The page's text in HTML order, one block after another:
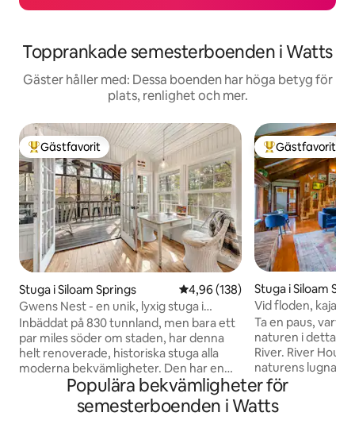
Topprankade semesterboenden i Watts
Gäster håller med: Dessa boenden har höga betyg för
plats, renlighet och mer.
Populär gästfavorit
Gästfavorit
Stuga i Siloam Springs 4,96 av 5 i genomsnittligt
4,96 (138)
Gwens Nest - en unik, lyxig stuga i
parken!
Inbäddat på 830 tunnland, men bara ett
par miles söder om staden, har denna
helt renoverade, historiska stuga alla
moderna bekvämligheter. Den har en
öppen planlösning som sträcker sig 40
meter från framsidan till baksidan på
övervåningen, i en av de mest fridfulla
Populär
Gästfavorit
Stuga i Siloam
Vid floden, kajak,
området
Ta en paus, varva
naturen i detta
River. River
naturens lugna
Det erbjuder den
livets stress och
natursköna
Populära bekvämligheter för
semesterboenden i Watts